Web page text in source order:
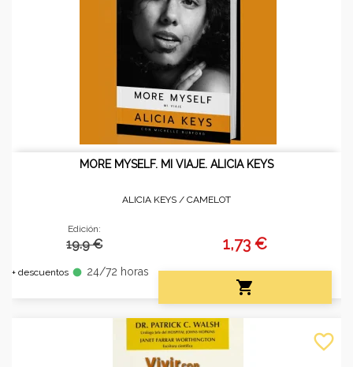
MORE MYSELF. MI VIAJE. ALICIA KEYS
ALICIA KEYS / CAMELOT
Edición:
19.9 €
+ descuentos fiber_manual_record 24/72 horas
1,73 €

favorite_border